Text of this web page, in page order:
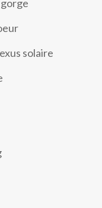
solaire